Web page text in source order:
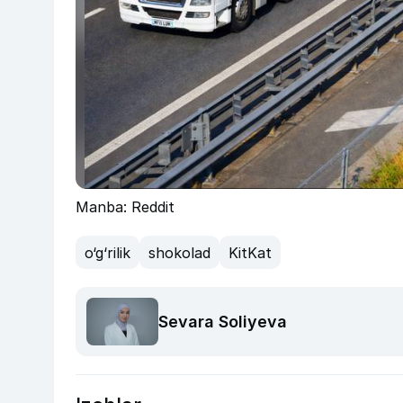
Manba: Reddit
o‘g‘rilik shokolad KitKat
Sevara Soliyeva